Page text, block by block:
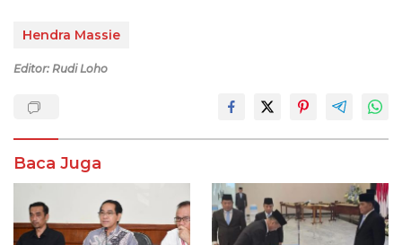
Hendra Massie
Editor: Rudi Loho
Baca Juga